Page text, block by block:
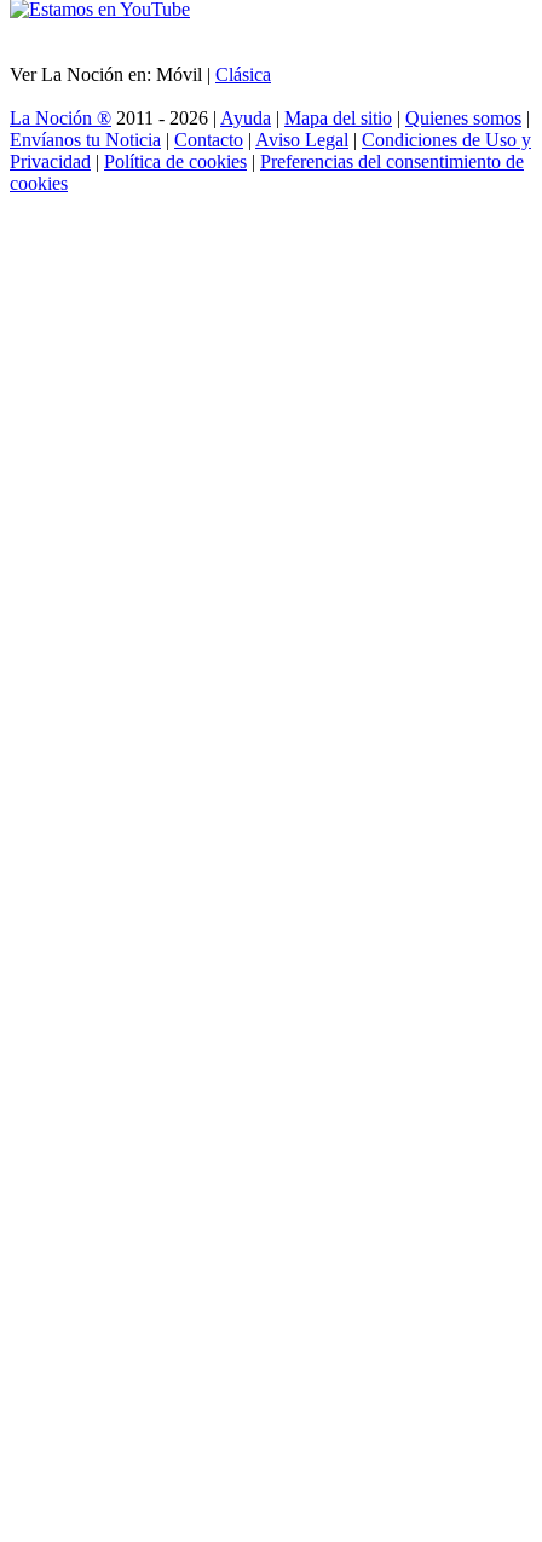
Ver La Noción en: Móvil | Clásica
La Noción ® 2011 - 2026 | Ayuda | Mapa del sitio | Quienes somos |
Envíanos tu Noticia | Contacto | Aviso Legal | Condiciones de Uso y
Privacidad | Política de cookies | Preferencias del consentimiento de
cookies